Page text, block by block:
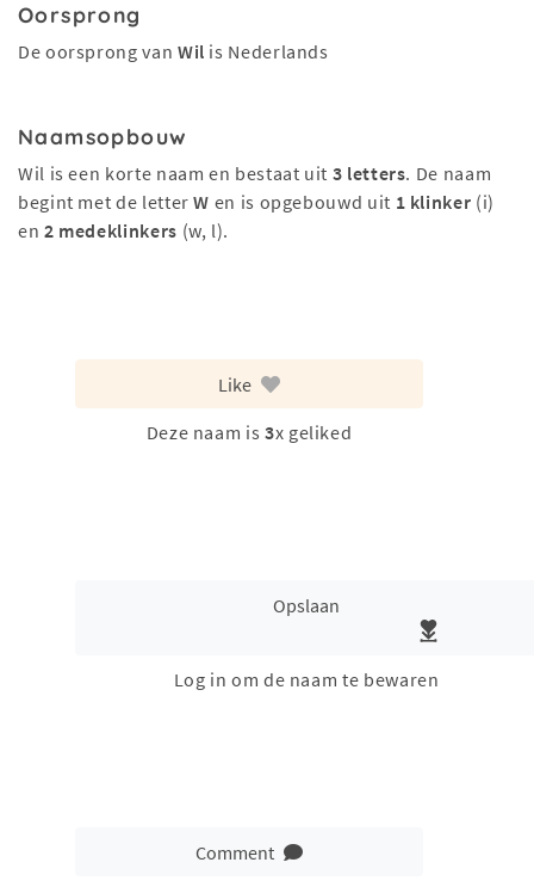
Oorsprong
De oorsprong van Wil is Nederlands
Naamsopbouw
Wil is een korte naam en bestaat uit 3 letters. De naam
begint met de letterW en is opgebouwd uit 1 klinker (i)
en 2 medeklinkers (w, l).
Like
Deze naam is 3x geliked
Opslaan
Log in om de naam te bewaren
Comment